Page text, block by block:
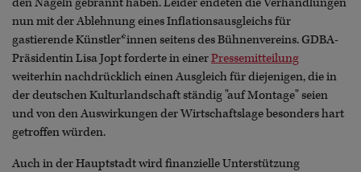
nun mit der Ablehnung eines Inflationsausgleichs für
gastierende Künstler*innen seitens des Bühnenvereins. GDBA-
Präsidentin Lisa Jopt forderte in einerPressemitteilung
weiterhin nachdrücklich einen Ausgleich für diejenigen, die in
der deutschen Kulturlandschaft ständig "auf Montage" seien
und von den Auswirkungen der Wirtschaftslage besonders hart
getroffen würden.
Auch in der Hauptstadt wird finanzielle Unterstützung